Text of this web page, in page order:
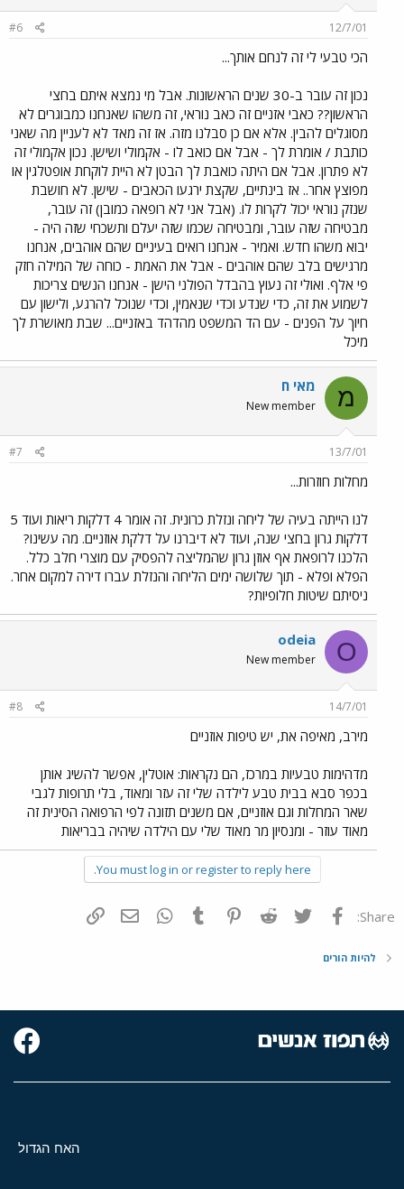
12/7/01
#6
הכי טבעי לי זה לנחם אותך...
נכון זה עובר ב-30 שנים הראשונות. אבל מי נמצא איתם בחצי
הראשון?? כאבי אזניים זה כאב נוראי, זה משהו שאנחנו כמבוגרים לא
מסוגלים להבין. אלא אם כן סבלנו מזה. אז זה מאד לא לעניין מה שאני
כותבת / אומרת לך - אבל אם כואב לו - אקמולי ושישן. נכון אקמולי זה
לא פתרון. אבל אם היתה כואבת לך הבטן לא היית לוקחת אופטלגין או
מפוצץ אחר.. אז בינתיים, שקצת ירגעו הכאבים - שישן. לא חושבת
שנזק נוראי יכול לקרות לו. (אבל אני לא רופאה כמובן) זה עובר,
מבטיחה שזה עובר, ומבטיחה שכמו שזה יעלם ותשכחי שזה היה -
יבוא משהו חדש. ואמיר - אנחנו רואים בעיניים שהם אוהבים, אנחנו
מרגישים בלב שהם אוהבים - אבל את האמת - כוחה של המילה חזק
פי אלף. ואולי זה נעוץ בהבדל הפולני הישן - אנחנו הנשים צריכות
לשמוע את זה, כדי שנדע וכדי שנאמין, וכדי שנוכל להרגע, ולישון עם
חיוך על הפנים - עם הד המשפט מהדהד באזניים... שבת מאושרת לך
מיכל
מ מאי ח
New member
13/7/01
#7
מחלות חוזרות...
לנו הייתה בעיה של ליחה ונזלת כרונית. זה אומר 4 דלקות ריאות ועוד 5
דלקות גרון בחצי שנה, ועוד לא דיברנו על דלקת אוזניים. מה עשינו?
הלכנו לרופאת אף אוזן גרון שהמליצה להפסיק עם מוצרי חלב כלל.
הפלא ופלא - תוך שלושה ימים הליחה והנזלת עברו דירה למקום אחר.
ניסיתם שיטות חלופיות?
O
odeia
New member
14/7/01
#8
מירב, מאיפה את, יש טיפות אוזניים
מדהימות טבעיות במרכז, הם נקראות: אוטלין, אפשר להשיג אותן
בכפר סבא בבית טבע לילדה שלי זה עזר ומאוד, בלי תרופות לגבי
שאר המחלות וגם אוזניים, אם משנים תזונה לפי הרפואה הסינית זה
מאוד עוזר - ומנסיון מר מאוד שלי עם הילדה שיהיה בבריאות
You must log in or register to reply here.
Share: פייסבוק Twitter
Reddit
Pinterest
Tumblr
WhatsAppדואר אלקטרוני
להיות הורים
האח הגדול